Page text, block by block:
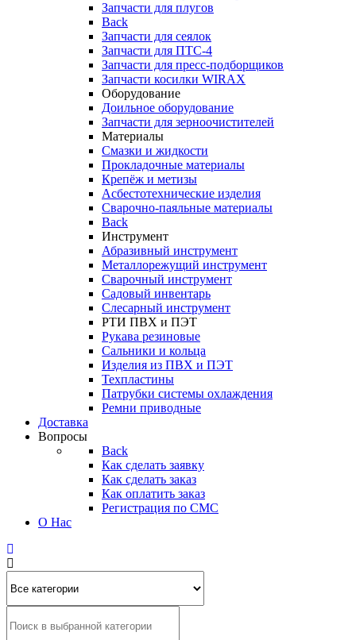
Запчасти для плугов
Back
Запчасти для сеялок
Запчасти для ПТС-4
Запчасти для пресс-подборщиков
Запчасти косилки WIRAX
Оборудование
Доильное оборудование
Запчасти для зерноочистителей
Материалы
Смазки и жидкости
Прокладочные материалы
Крепёж и метизы
Асбестотехнические изделия
Сварочно-паяльные материалы
Back
Инструмент
Абразивный инструмент
Металлорежущий инструмент
Сварочный инструмент
Садовый инвентарь
Слесарный инструмент
РТИ ПВХ и ПЭТ
Рукава резиновые
Сальники и кольца
Изделия из ПВХ и ПЭТ
Техпластины
Патрубки системы охлаждения
Ремни приводные
Доставка
Вопросы
Back
Как сделать заявку
Как сделать заказ
Как оплатить заказ
Регистрация по СМС
О Нас